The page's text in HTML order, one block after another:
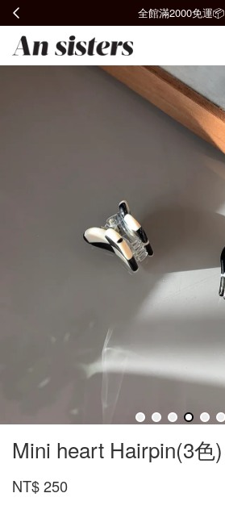
全館滿2000免運📦
Mini heart Hairpin(3色)
NT$ 250